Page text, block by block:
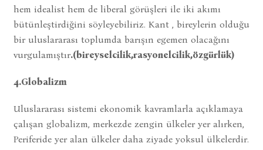
hem idealist hem de liberal görüşleri ile iki akımı
bütünleştirdiğini söyleyebiliriz. Kant , bireylerin olduğu
bir uluslararası toplumda barışın egemen olacağını
vurgulamıştır.(bireyselcilik,rasyonelcilik,özgürlük)
4.Globalizm
Uluslararası sistemi ekonomik kavramlarla açıklamaya
çalışan globalizm, merkezde zengin ülkeler yer alırken,
Periferide yer alan ülkeler daha ziyade yoksul ülkelerdir.